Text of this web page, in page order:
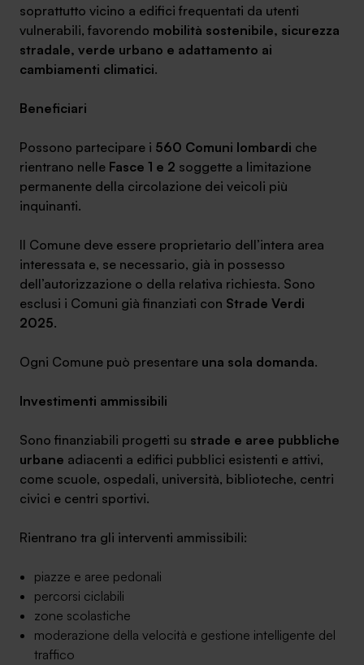
info@safinance.it
SA Finance Mediazione Creditizia Srl, società di mediazione creditizia iscritta
all'Oam n.M336
soprattutto vicino a edifici frequentati da utenti
vulnerabili, favorendo mobilità sostenibile, sicurezza
stradale, verde urbano e adattamento ai
cambiamenti climatici.
Beneficiari
Possono partecipare i 560 Comuni lombardi che
rientrano nelle Fasce 1 e 2 soggette a limitazione
permanente della circolazione dei veicoli più
inquinanti.
Il Comune deve essere proprietario dell’intera area
interessata e, se necessario, già in possesso
dell’autorizzazione o della relativa richiesta. Sono
esclusi i Comuni già finanziati con Strade Verdi
2025.
Ogni Comune può presentare una sola domanda.
Investimenti ammissibili
Sono finanziabili progetti su strade e aree pubbliche
urbane adiacenti a edifici pubblici esistenti e attivi,
come scuole, ospedali, università, biblioteche, centri
civici e centri sportivi.
Rientrano tra gli interventi ammissibili:
piazze e aree pedonali
percorsi ciclabili
zone scolastiche
moderazione della velocità e gestione intelligente del
traffico